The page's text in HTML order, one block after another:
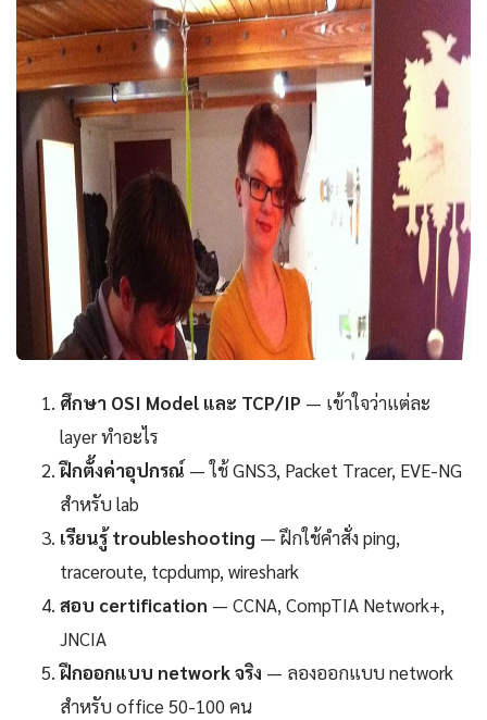
ศึกษา OSI Model และ TCP/IP — เข้าใจว่าแต่ละ
layer ทำอะไร
ฝึกตั้งค่าอุปกรณ์ — ใช้ GNS3, Packet Tracer, EVE-NG
สำหรับ lab
เรียนรู้ troubleshooting — ฝึกใช้คำสั่ง ping,
traceroute, tcpdump, wireshark
สอบ certification — CCNA, CompTIA Network+,
JNCIA
ฝึกออกแบบ network จริง — ลองออกแบบ network
สำหรับ office 50-100 คน